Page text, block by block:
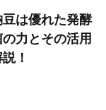
は優れた発酵
力とその活用
！